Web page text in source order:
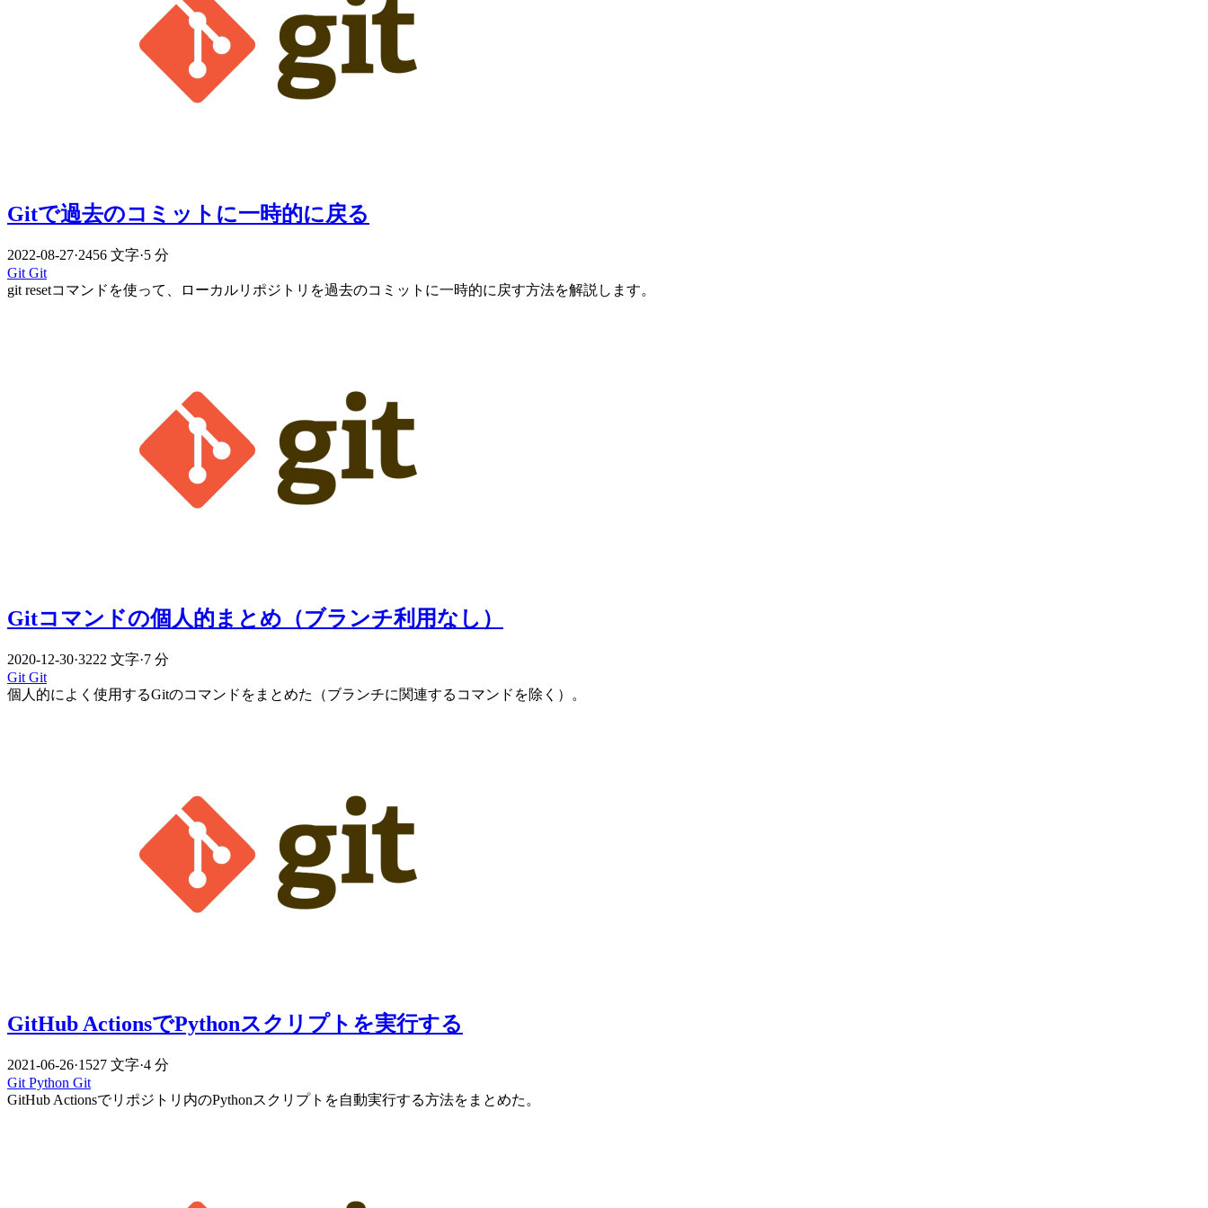
Gitで過去のコミットに一時的に戻る
2022-08-27·2456 文字·5 分
Git Git
git resetコマンドを使って、ローカルリポジトリを過去のコミットに一時的に戻す方法を解説します。
Gitコマンドの個人的まとめ（ブランチ利用なし）
2020-12-30·3222 文字·7 分
Git Git
個人的によく使用するGitのコマンドをまとめた（ブランチに関連するコマンドを除く）。
GitHub ActionsでPythonスクリプトを実行する
2021-06-26·1527 文字·4 分
Git Python Git
GitHub Actionsでリポジトリ内のPythonスクリプトを自動実行する方法をまとめた。